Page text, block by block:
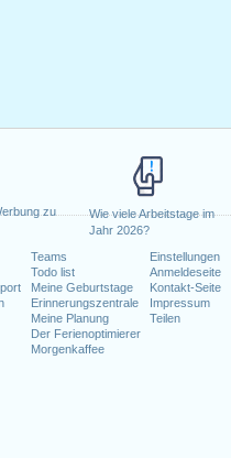
zu
Wie viele Arbeitstage im
Jahr 2026?
Teams
Todo list
Meine Geburtstage
Erinnerungszentrale
Meine Planung
Der Ferienoptimierer
Morgenkaffee
Einstellungen
Anmeldeseite
Kontakt-Seite
Impressum
Teilen